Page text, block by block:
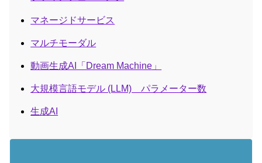
マネージドサービス
マルチモーダル
動画生成AI「Dream Machine」
大規模言語モデル (LLM) パラメーター数
生成AI